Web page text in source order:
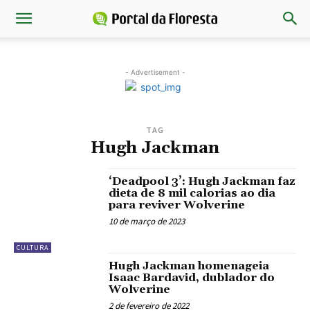
- Advertisement -
TAG
Hugh Jackman
CULTURA
‘Deadpool 3’: Hugh Jackman faz
dieta de 8 mil calorias ao dia
para reviver Wolverine
10 de março de 2023
Hugh Jackman homenageia
Isaac Bardavid, dublador do
Wolverine
2 de fevereiro de 2022